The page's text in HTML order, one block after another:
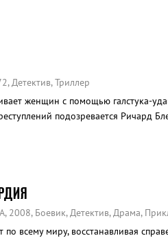
Детектив, Триллер
женщин с помощью галстука-
подозревается Ричард
2008, Боевик, Детектив, Драма,
всему миру, восстанавливая